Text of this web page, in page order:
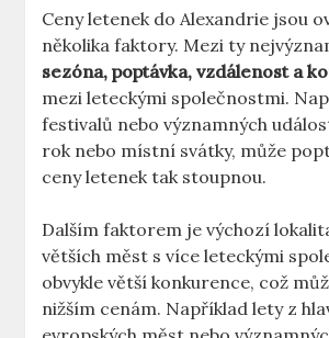
Ceny letenek do Alexandrie jsou
několika faktory. Mezi ty
sezóna, poptávka, vzdálenost a
mezi leteckými společnostmi.
festivalů nebo významných
rok nebo místní svátky, může
ceny letenek tak stoupnou.
Dalším faktorem je výchozí
větších měst s více leteckými
obvykle větší konkurence, což
nižším cenám. Například lety z